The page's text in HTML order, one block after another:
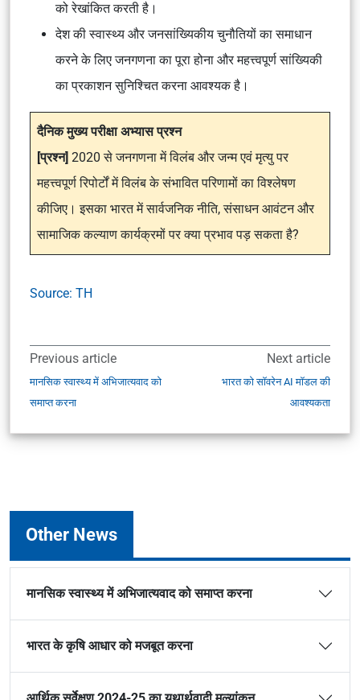
को रेखांकित करती है।
देश की स्वास्थ्य और जनसांख्यिकीय चुनौतियों का समाधान
करने के लिए जनगणना का पूरा होना और महत्त्वपूर्ण सांख्यिकी
का प्रकाशन सुनिश्चित करना आवश्यक है।
दैनिक मुख्य परीक्षा अभ्यास प्रश्न
[प्रश्न] 2020 से जनगणना में विलंब और जन्म एवं मृत्यु पर
महत्त्वपूर्ण रिपोर्टों में विलंब के संभावित परिणामों का विश्लेषण
कीजिए। इसका भारत में सार्वजनिक नीति, संसाधन आवंटन और
सामाजिक कल्याण कार्यक्रमों पर क्या प्रभाव पड़ सकता है?
Source: TH
Previous article
मानसिक स्वास्थ्य में अभिजात्यवाद को
समाप्त करना
Next article
भारत को सॉवरेन AI मॉडल की
आवश्यकता
Other News
मानसिक स्वास्थ्य में अभिजात्यवाद को समाप्त करना
भारत के कृषि आधार को मजबूत करना